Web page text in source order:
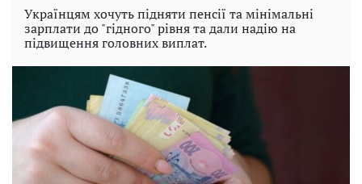
Українцям хочуть підняти пенсії та мінімальні
зарплати до "гідного" рівня та дали надію на
підвищення головних виплат.